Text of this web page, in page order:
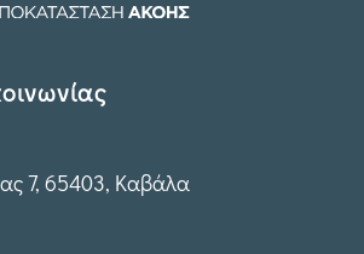
7, 65403, Καβάλα